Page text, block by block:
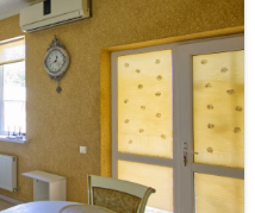
• собственная скважина 35
кВт Участок благоустроен: •
два навеса • терраса и зона
улица с асфальтом. Рядом
детские и спортивные
рядом. До ТРЦ Красная
Отличный вариант для
спокойном и развитом